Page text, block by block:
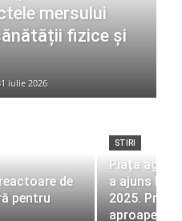
mersului
fizice și
iulie 2026
de
pentru
STIRI
Piața
a ajuns la
2025.
aproape